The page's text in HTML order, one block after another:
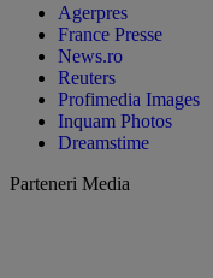
Agerpres
France Presse
News.ro
Reuters
Profimedia Images
Inquam Photos
Dreamstime
Parteneri Media